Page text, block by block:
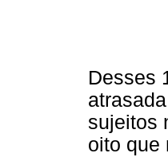
Desses
sujeitos
oito que